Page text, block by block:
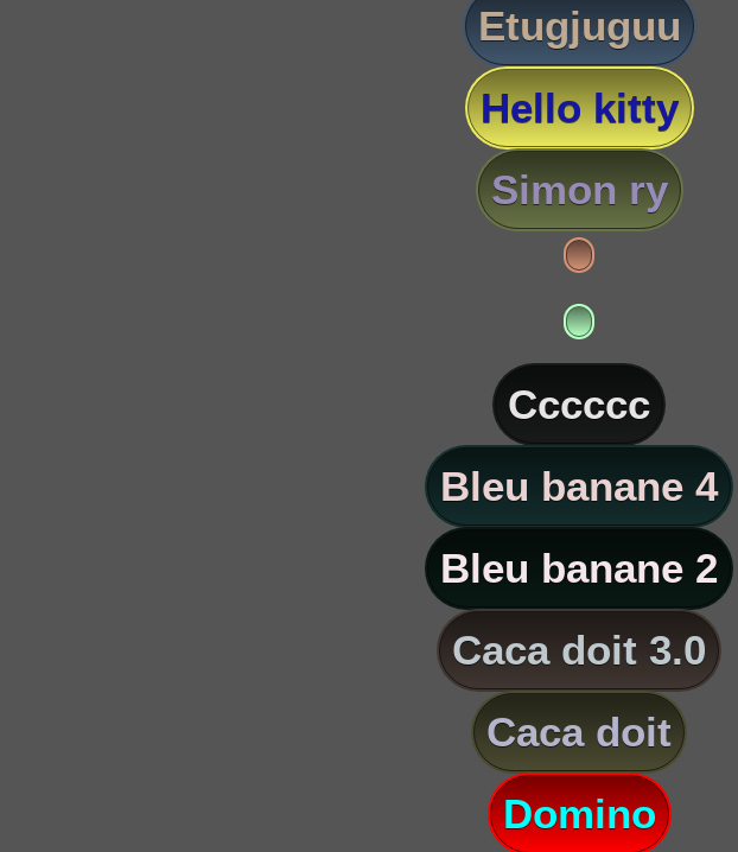
Etugjuguu
Hello kitty
Simon ry
Cccccc
Bleu banane 4
Bleu banane 2
Caca doit 3.0
Caca doit
Domino